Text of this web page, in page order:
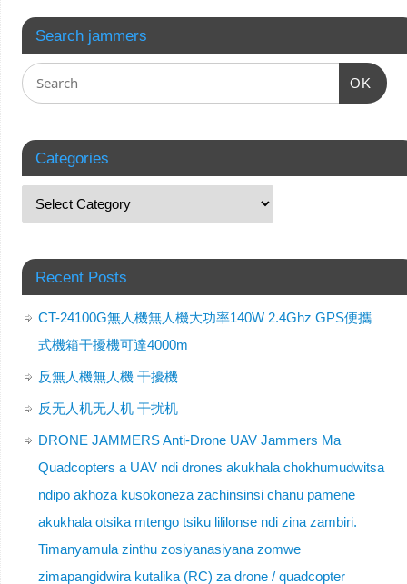
Search jammers
OK
Categories
Recent Posts
CT-24100G無人機無人機大功率140W 2.4Ghz GPS便攜
式機箱干擾機可達4000m
反無人機無人機 干擾機
反无人机无人机 干扰机
DRONE JAMMERS Anti-Drone UAV Jammers Ma
Quadcopters a UAV ndi drones akukhala chokhumudwitsa
ndipo akhoza kusokoneza zachinsinsi chanu pamene
akukhala otsika mtengo tsiku lililonse ndi zina zambiri.
Timanyamula zinthu zosiyanasiyana zomwe
zimapangidwira kutalika (RC) za drone / quadcopter